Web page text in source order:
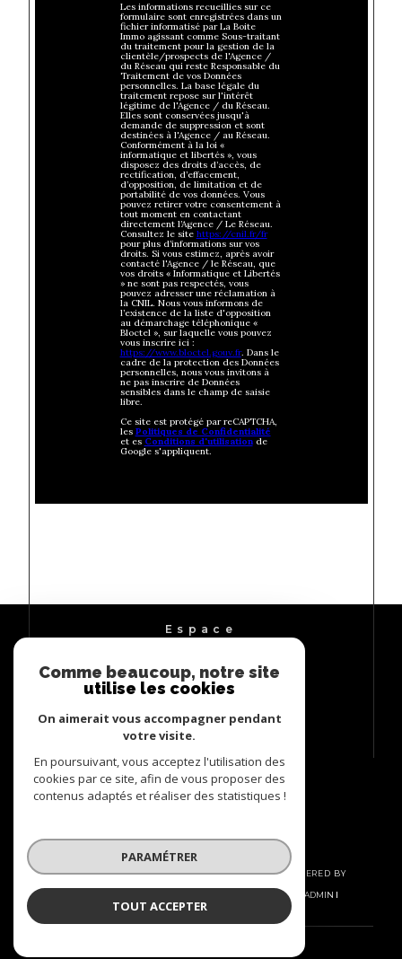
Les informations recueillies sur ce
formulaire sont enregistrées dans un
fichier informatisé par La Boite
Immo agissant comme Sous-traitant
du traitement pour la gestion de la
clientèle/prospects de l'Agence /
du Réseau qui reste Responsable du
Traitement de vos Données
personnelles. La base légale du
traitement repose sur l'intérêt
légitime de l'Agence / du Réseau.
Elles sont conservées jusqu'à
demande de suppression et sont
destinées à l'Agence / au Réseau.
Conformément à la loi «
informatique et libertés », vous
disposez des droits d’accès, de
rectification, d’effacement,
d’opposition, de limitation et de
portabilité de vos données. Vous
pouvez retirer votre consentement à
tout moment en contactant
directement l’Agence / Le Réseau.
Consultez le site https://cnil.fr/fr
pour plus d’informations sur vos
droits. Si vous estimez, après avoir
contacté l'Agence / le Réseau, que
vos droits « Informatique et Libertés
» ne sont pas respectés, vous
pouvez adresser une réclamation à
la CNIL. Nous vous informons de
l’existence de la liste d'opposition
au démarchage téléphonique «
Bloctel », sur laquelle vous pouvez
vous inscrire ici :
https://www.bloctel.gouv.fr. Dans le
cadre de la protection des Données
personnelles, nous vous invitons à
ne pas inscrire de Données
sensibles dans le champ de saisie
libre.
Ce site est protégé par reCAPTCHA,
les Politiques de Confidentialité
et es Conditions d'utilisationde
Google s'appliquent.
Espace
Se connecter
© 2026 | TOUS DROITS RÉSERVÉS | TRADUCTION POWERED BY
MENTIONS LÉGALES
ADMIN
NOS LIENS
POLITIQUE RGPD
Comme beaucoup, notre site
utilise les cookies
On aimerait vous accompagner pendant
votre visite.
En poursuivant, vous acceptez l'utilisation des
cookies par ce site, afin de vous proposer des
contenus adaptés et réaliser des statistiques !
PARAMÉTRER
TOUT ACCEPTER